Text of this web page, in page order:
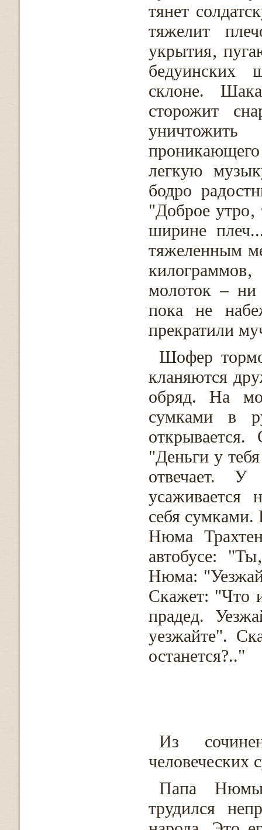
тянет
тяжелит
укрытия‚
бедуинских
склоне.
сторожит
уничтожить
легкую
бодро
"Доброе
ширине
тяжеленным
молоток – ни
пока не
прекратили
Шофер
кланяются
обряд. На
сумками в
открывается.
"Деньги у
отвечает.
усаживается
себя сумками.
Нюма
автобусе:
Нюма:
Скажет: "Что
прадед.
уезжайте".
останется?.."
Из
человеческих
Папа
трудился